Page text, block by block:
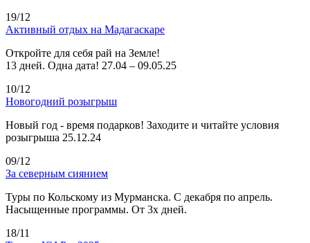
19/12
Активный отдых на Мадагаскаре
Откройте для себя рай на Земле!
13 дней. Одна дата! 27.04 – 09.05.25
10/12
Новогодний розыгрыш
Новый год - время подарков! Заходите и читайте условия
розыгрыша 25.12.24
09/12
За северным сиянием
Туры по Кольскому из Мурманска. С декабря по апрель.
Насыщенные программы. От 3х дней.
18/11